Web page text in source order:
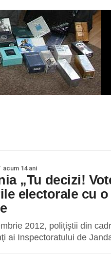
acum 14 ani
„Tu decizi!
electorale cu
2012, poliţiştii din
ai Inspectoratului de